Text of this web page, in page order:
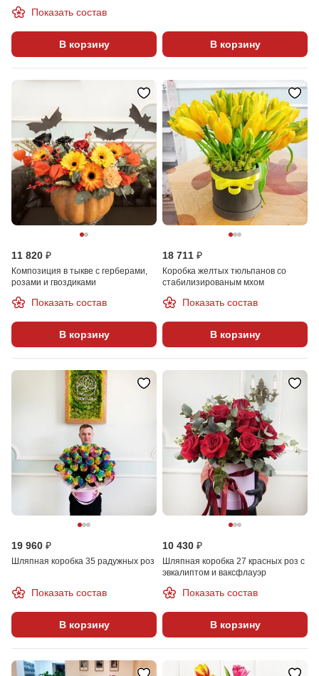
Показать состав
В корзину В корзину
11 820 ₽
Композиция в тыкве с герберами,
розами и гвоздиками
Показать состав
В корзину
18 711 ₽
Коробка желтых тюльпанов со
стабилизированым мхом
Показать состав
В корзину
19 960 ₽
Шляпная коробка 35 радужных роз
Показать состав
В корзину
10 430 ₽
Шляпная коробка 27 красных роз с
эвкалиптом и ваксфлауэр
Показать состав
В корзину